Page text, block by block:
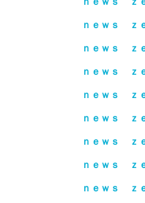
ｎｅｗｓ ｚ
ｎｅｗｓ ｚ
ｎｅｗｓ ｚ
ｎｅｗｓ ｚ
ｎｅｗｓ ｚ
ｎｅｗｓ ｚ
ｎｅｗｓ ｚ
ｎｅｗｓ ｚ